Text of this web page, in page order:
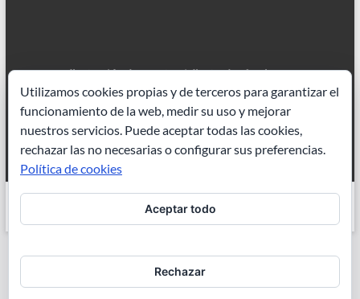
Ilustración de cuentos|Ilustrador freelance
Copyright © 2026Joaquin Dorao. Todos los derechos reservados. Tema
de ThemeGrill. Funciona con:
Utilizamos cookies propias y de terceros para garantizar el
funcionamiento de la web, medir su uso y mejorar
nuestros servicios. Puede aceptar todas las cookies,
rechazar las no necesarias o configurar sus preferencias.
Política de cookies
Aceptar todo
Rechazar